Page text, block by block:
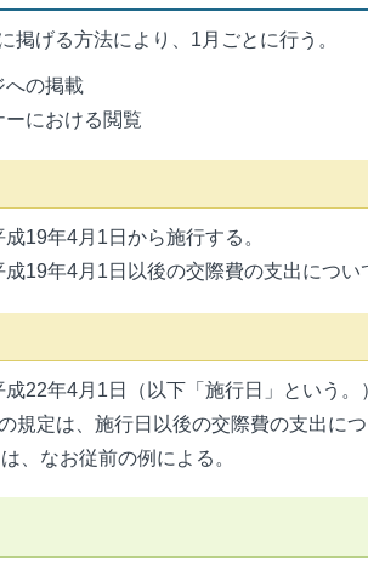
掲げる方法により、1月ごとに行う。
への掲載
における閲覧
19年4月1日から施行する。
19年4月1日以後の交際費の支出につい
22年4月1日（以下「施行日」という。
規定は、施行日以後の交際費の支出に
、なお従前の例による。